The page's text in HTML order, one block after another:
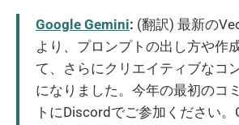
Google Gemini: (翻訳) 最新の
より、プロンプトの出し方や作
て、さらにクリエイティブなコ
になりました。今年の最初のコ
トにDiscordでご参加ください